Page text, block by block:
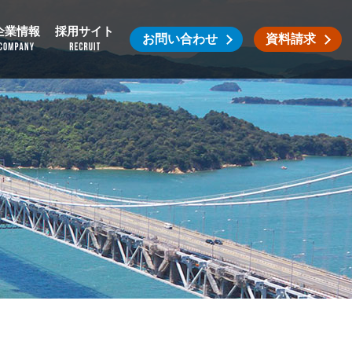
お問い合わせ 資料請求
業情報 採用サイト